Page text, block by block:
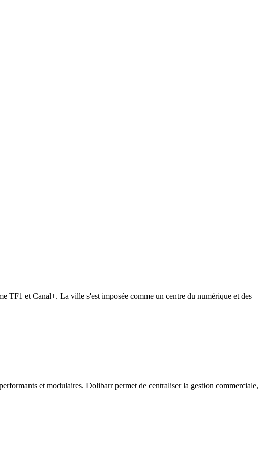
TF1 et Canal+. La ville s'est imposée comme un centre du numérique et des
et modulaires. Dolibarr permet de centraliser la gestion commerciale,